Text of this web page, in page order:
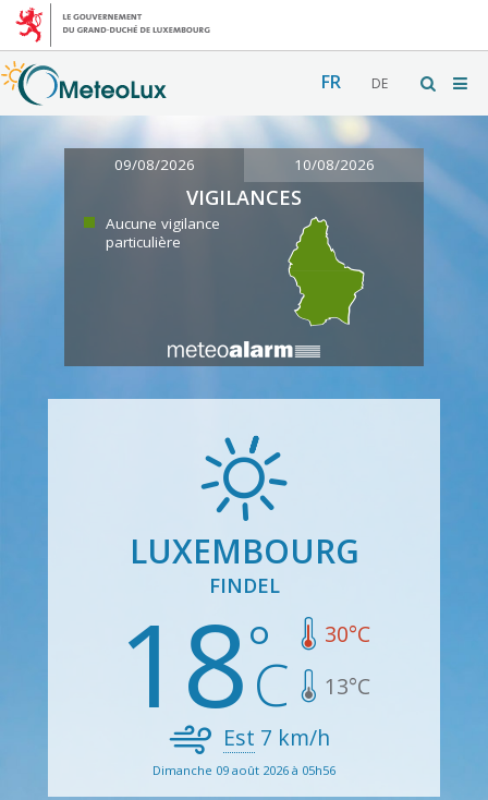
FR DE
09/08/2026 10/08/2026
VIGILANCES
Aucune vigilance
particulière
LUXEMBOURG
FINDEL
18 30°C
13°C
Est 7 km/h
Dimanche 09 août 2026 à 05h56